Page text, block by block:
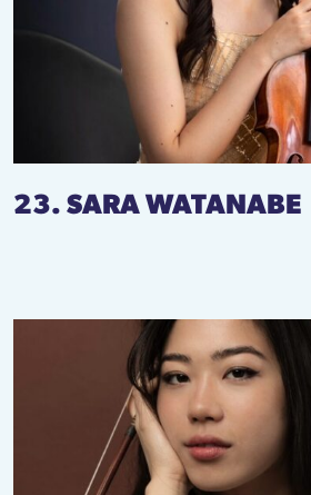
23. SARA WATANABE